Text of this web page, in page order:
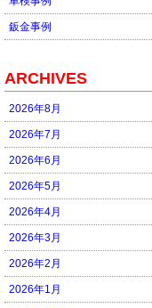
鈑金事例
ARCHIVES
2026年8月
2026年7月
2026年6月
2026年5月
2026年4月
2026年3月
2026年2月
2026年1月